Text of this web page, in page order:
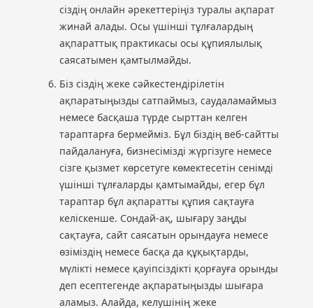
сіздің онлайн әрекеттеріңіз туралы ақпарат
жинай алады. Осы үшiншi тұлғалардың
ақпараттық практикасы осы құпиялылық
саясатымен қамтылмайды.
Біз сіздің жеке сәйкестендірілетін
ақпаратыңызды сатпаймыз, саудаламаймыз
немесе басқаша түрде сырттан келген
тараптарға бермейміз. Бұл біздің веб-сайтты
пайдалануға, бизнесімізді жүргізуге немесе
сізге қызмет көрсетуге көмектесетін сенімді
үшінші тұлғаларды қамтымайды, егер бұл
тараптар бұл ақпаратты құпия сақтауға
келіскенше. Сондай-ақ, шығару заңды
сақтауға, сайт саясатын орындауға немесе
өзіміздің немесе басқа да құқықтарды,
мүлікті немесе қауіпсіздікті қорғауға орынды
деп есептегенде ақпаратыңызды шығара
аламыз. Алайда, келушiнiң жеке